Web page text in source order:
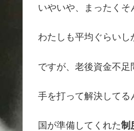
いやいや、まったく
わたしも平均ぐらいし
ですが、老後資金不
手を打って解決してる
国が準備してくれた制